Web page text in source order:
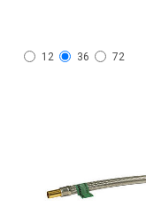
12 36 72